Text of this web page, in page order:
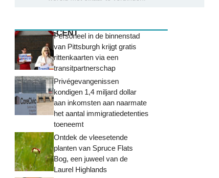
MEEST RECENTPersoneel in de binnenstad
van Pittsburgh krijgt gratis
rittenkaarten via een
transitpartnerschap
Privégevangenissen
kondigen 1,4 miljard dollar
aan inkomsten aan naarmate
het aantal immigratiedetenties
toeneemt
Ontdek de vleesetende
planten van Spruce Flats
Bog, een juweel van de
Laurel Highlands